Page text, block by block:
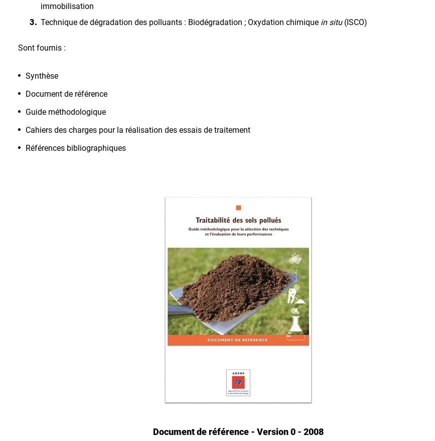
immobilisation
Technique de dégradation des polluants : Biodégradation ; Oxydation chimique in situ(ISCO)
Sont fournis :
Synthèse
Document de référence
Guide méthodologique
Cahiers des charges pour la réalisation des essais de traitement
Références bibliographiques
Document de référence - Version 0 - 2008